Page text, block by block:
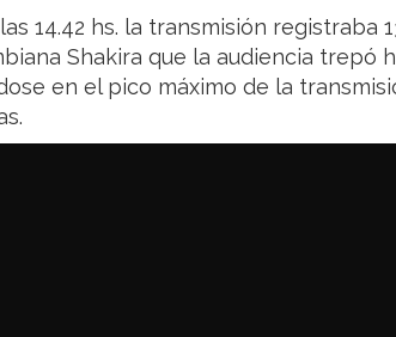
14.42 hs. la transmisión registraba
Shakira que la audiencia trepó
en el pico máximo de la